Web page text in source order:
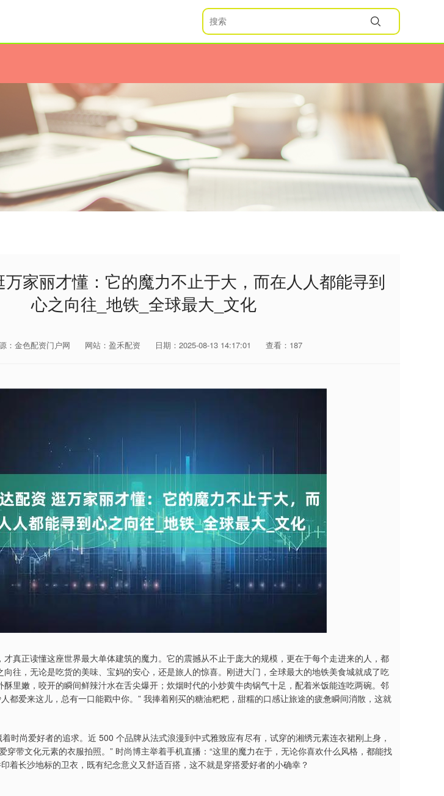
家丽才懂：它的魔力不止于大，而在人人都能寻到
心之向往_地铁_全球最大_文化
：金色配资门户网 网站：盈禾配资 日期：2025-08-13 14:17:01 查看：187
真正读懂这座世界最大单体建筑的魔力。它的震撼从不止于庞大的规模，更在于每个走进来的人，都
往，无论是吃货的美味、宝妈的安心，还是旅人的惊喜。刚进大门，全球最大的地铁美食城就成了吃
里嫩，咬开的瞬间鲜辣汁水在舌尖爆开；炊烟时代的小炒黄牛肉锅气十足，配着米饭能连吃两碗。邻
都爱来这儿，总有一口能戳中你。” 我捧着刚买的糖油粑粑，甜糯的口感让旅途的疲惫瞬间消散，这就
时尚爱好者的追求。近 500 个品牌从法式浪漫到中式雅致应有尽有，试穿的湘绣元素连衣裙刚上身，
穿带文化元素的衣服拍照。” 时尚博主举着手机直播：“这里的魔力在于，无论你喜欢什么风格，都能找
着长沙地标的卫衣，既有纪念意义又舒适百搭，这不就是穿搭爱好者的小确幸？